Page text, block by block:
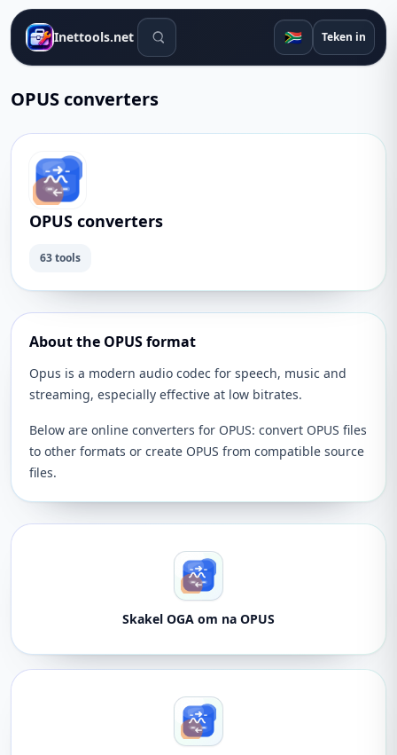
Inettools.net Soek gereedskap 🇿🇦 Teken in
OPUS converters
OPUS converters
63 tools
About the OPUS format
Opus is a modern audio codec for speech, music and
streaming, especially effective at low bitrates.
Below are online converters for OPUS: convert OPUS files
to other formats or create OPUS from compatible source
files.
Skakel OGA om na OPUS